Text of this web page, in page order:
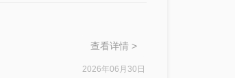
查看详情 >
2026年06月30日